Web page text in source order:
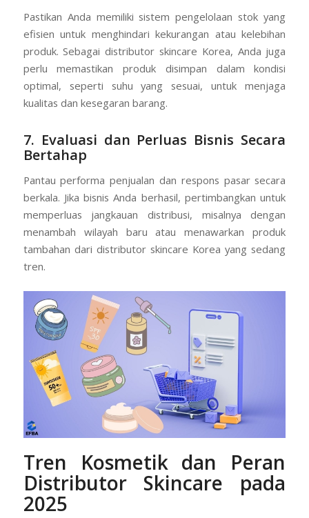
Pastikan Anda memiliki sistem pengelolaan stok yang
efisien untuk menghindari kekurangan atau kelebihan
produk. Sebagai distributor skincare Korea, Anda juga
perlu memastikan produk disimpan dalam kondisi
optimal, seperti suhu yang sesuai, untuk menjaga
kualitas dan kesegaran barang.
7. Evaluasi dan Perluas Bisnis Secara
Bertahap
Pantau performa penjualan dan respons pasar secara
berkala. Jika bisnis Anda berhasil, pertimbangkan untuk
memperluas jangkauan distribusi, misalnya dengan
menambah wilayah baru atau menawarkan produk
tambahan dari distributor skincare Korea yang sedang
tren.
Tren Kosmetik dan Peran
Distributor Skincare pada
2025